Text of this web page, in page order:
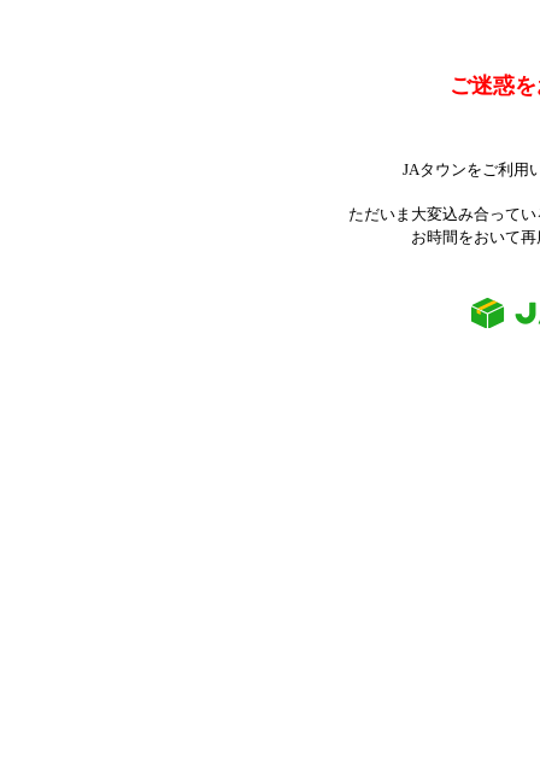
ご迷惑
JAタウンをご利用
ただいま大変込み合って
お時間をおいて